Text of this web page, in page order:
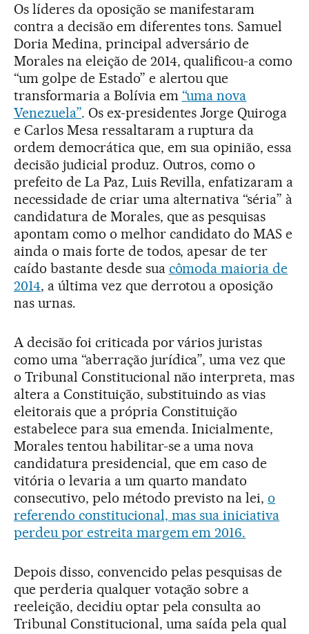
Os líderes da oposição se manifestaram
contra a decisão em diferentes tons. Samuel
Doria Medina, principal adversário de
Morales na eleição de 2014, qualificou-a como
“um golpe de Estado” e alertou que
transformaria a Bolívia em “uma nova
Venezuela”. Os ex-presidentes Jorge Quiroga
e Carlos Mesa ressaltaram a ruptura da
ordem democrática que, em sua opinião, essa
decisão judicial produz. Outros, como o
prefeito de La Paz, Luis Revilla, enfatizaram a
necessidade de criar uma alternativa “séria” à
candidatura de Morales, que as pesquisas
apontam como o melhor candidato do MAS e
ainda o mais forte de todos, apesar de ter
caído bastante desde sua cômoda maioria de
2014, a última vez que derrotou a oposição
nas urnas.
A decisão foi criticada por vários juristas
como uma “aberração jurídica”, uma vez que
o Tribunal Constitucional não interpreta, mas
altera a Constituição, substituindo as vias
eleitorais que a própria Constituição
estabelece para sua emenda. Inicialmente,
Morales tentou habilitar-se a uma nova
candidatura presidencial, que em caso de
vitória o levaria a um quarto mandato
consecutivo, pelo método previsto na lei,o
referendo constitucional, mas sua iniciativa
perdeu por estreita margem em 2016.
Depois disso, convencido pelas pesquisas de
que perderia qualquer votação sobre a
reeleição, decidiu optar pela consulta ao
Tribunal Constitucional, uma saída pela qual